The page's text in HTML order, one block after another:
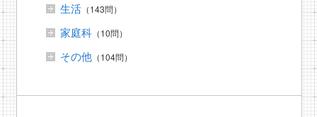
生活（143問）
家庭科（10問）
その他（104問）